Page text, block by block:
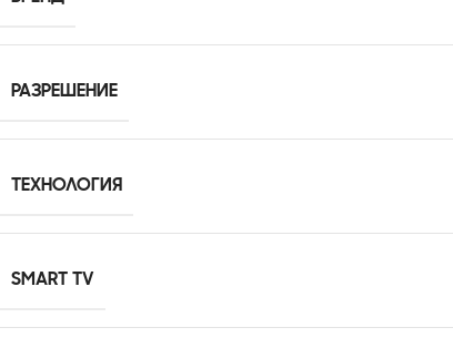
РАЗРЕШЕНИЕ
ТЕХНОЛОГИЯ
SMART TV